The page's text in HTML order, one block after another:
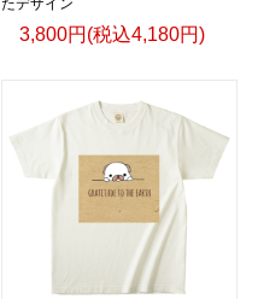
3,800円(税込4,180円)